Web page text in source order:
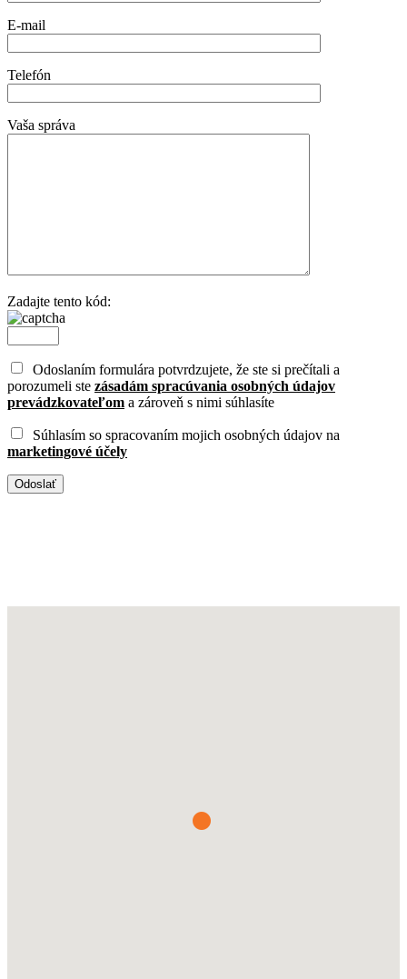
E-mail
Telefón
Vaša správa
Zadajte tento kód:
Odoslaním formulára potvrdzujete, že ste si prečítali a
porozumeli ste zásadám spracúvania osobných údajov
prevádzkovateľom a zároveň s nimi súhlasíte
Súhlasím so spracovaním mojich osobných údajov na
marketingové účely